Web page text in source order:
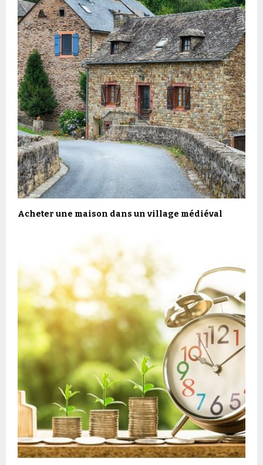
Acheter une maison dans un village médiéval